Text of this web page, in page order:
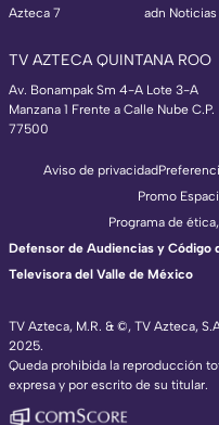
Azteca 7
adn Noticias
TV AZTECA QUINTANA ROO
Av. Bonampak Sm 4-A Lote 3-A
Manzana 1 Frente a Calle Nube C.P.
77500
TV Azteca, M.R. & ©, TV Azteca,
2025.
Queda prohibida la reproducción
expresa y por escrito de su titular.
Aviso de privacidad
Promo
Programa de
Defensor de Audiencias y Código
Televisora del Valle de México